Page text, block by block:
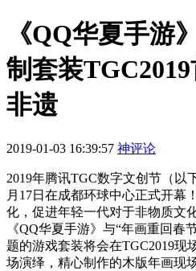
《QQ华夏手游
制套装
非遗
2019-01-03 16:39:57 神评论
2019年腾讯TGC数字文创节（以
月17日在成都环球中心正式开幕
化，促进年轻一代对于非物质文
《QQ华夏手游》与“年画重回春
题的游戏套装将会在TGC2019现
场演绎，精心制作的木版年画现